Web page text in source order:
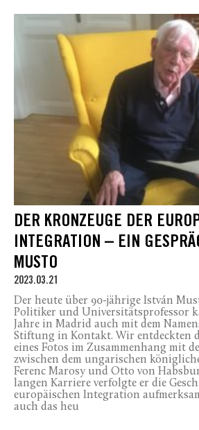
DER KRONZEUGE DER
INTEGRATION – EIN
MUSTO
2023.03.21
Der heute über 90-jährige István
Politiker und Universitätsprofessor
Jahre in Madrid auch mit dem
Stiftung in Kontakt. Wir entdeckten
eines Fotos im Zusammenhang mit
zwischen dem ungarischen
Ferenc Marosy und Otto von
langen Karriere verfolgte er die
europäischen Integration
auch das heu